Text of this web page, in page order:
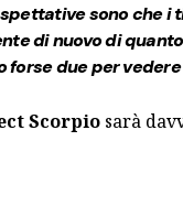
sono che i
di nuovo di
forse due per
Scorpiosarà